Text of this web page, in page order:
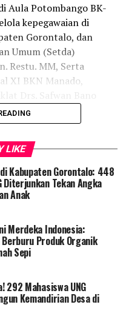
Aula Potombango BK-
kepegawaian di
Gorontalo, dan
Umum (Setda)
Restu. MM, Serta
XI BKN Manado,
OPD.
meningkatkan
dalam menentukan
era reformasi birokrasi
sesuai
dan kualitas dengan
lll.
berkembangnya
Revolusi industri 4.0
daerah untuk
dalam menata
LIKE
Kabupaten Gorontalo: 448
Diterjunkan Tekan Angka
Anak
Merdeka Indonesia:
Produk Organik
Sepi
292 Mahasiswa UNG
Kemandirian Desa di